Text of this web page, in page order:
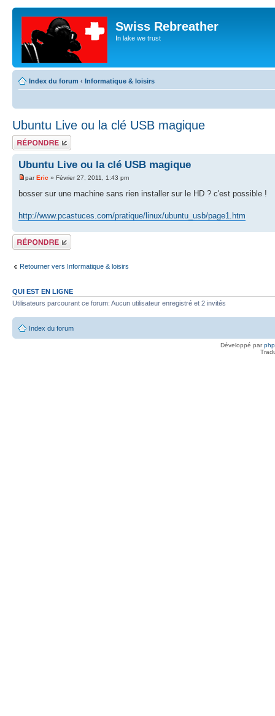
Swiss Rebreather
In lake we trust
Index du forum ‹ Informatique & loisirs
Ubuntu Live ou la clé USB magique
Répondre
Ubuntu Live ou la clé USB magique
parEric » Février 27, 2011, 1:43 pm
bosser sur une machine sans rien installer sur le HD ? c'est possible !
http://www.pcastuces.com/pratique/linux/ubuntu_usb/page1.htm
Répondre
Retourner vers Informatique & loisirs
QUI EST EN LIGNE
Utilisateurs parcourant ce forum: Aucun utilisateur enregistré et 2 invités
Index du forum
Développé par